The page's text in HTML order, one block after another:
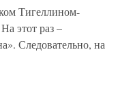
Тигеллином-
этот раз –
Следовательно, на